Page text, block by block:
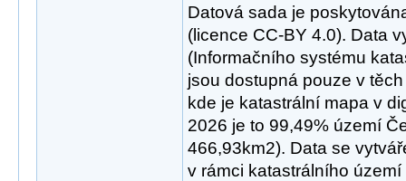
Datová sada je
(licence CC-BY 4.0). Data
(Informačního systému
jsou dostupná pouze v
kde je katastrální mapa v
2026 je to 99,49% území
466,93km2). Data se
v rámci katastrálního